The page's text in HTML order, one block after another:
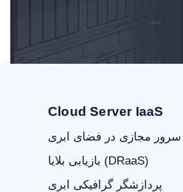
Cloud Server IaaS
بازیابی بلایا (DRaaS)
پردازشگر گرافیکی ابری